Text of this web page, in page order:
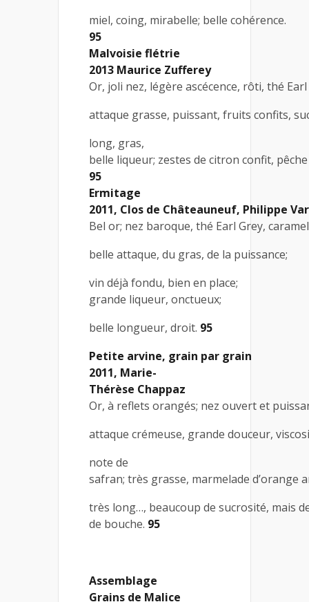
miel, coing, mirabelle; belle cohérence.
95
Malvoisie flétrie
2013 Maurice Zufferey
Or, joli nez, légère ascécence, rôti, thé
attaque grasse, puissant, fruits confits,
long, gras,
belle liqueur; zestes de citron confit,
95
Ermitage
2011, Clos de Châteauneuf, Philippe
Bel or; nez baroque, thé Earl Grey,
belle attaque, du gras, de la puissance;
vin déjà fondu, bien en place;
grande liqueur, onctueux;
belle longueur, droit. 95
Petite arvine, grain par grain
2011, Marie-
Thérèse Chappaz
Or, à reflets orangés; nez ouvert et
attaque crémeuse, grande douceur,
note de
safran; très grasse, marmelade d’orange
très long…, beaucoup de sucrosité, mais
de bouche. 95
Assemblage
Grains de Malice